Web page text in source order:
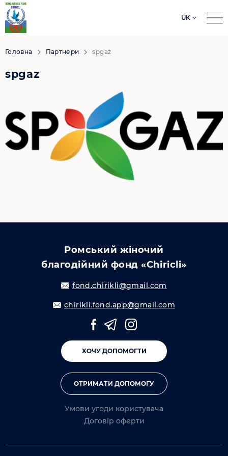
UK
Головна Партнери spgaz
spgaz
Ромський жіночий
благодійний фонд «Chiricli»
fond.chirikli@gmail.com
chirikli.fond.app@gmail.com
ХОЧУ ДОПОМОГТИ
ОТРИМАТИ ДОПОМОГУ
Умови угоди користувача
Договір оферти